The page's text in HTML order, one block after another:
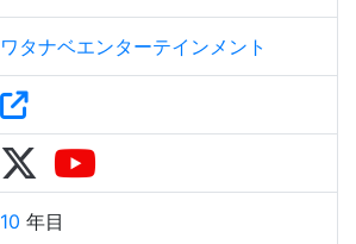
ワタナベエンターテインメント
10 年目